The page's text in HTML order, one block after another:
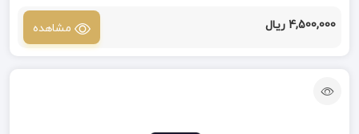
4,500,000 ریال مشاهده